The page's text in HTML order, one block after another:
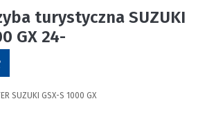
turystyczna SUZUKI
GX 24-
SUZUKI GSX-S 1000 GX